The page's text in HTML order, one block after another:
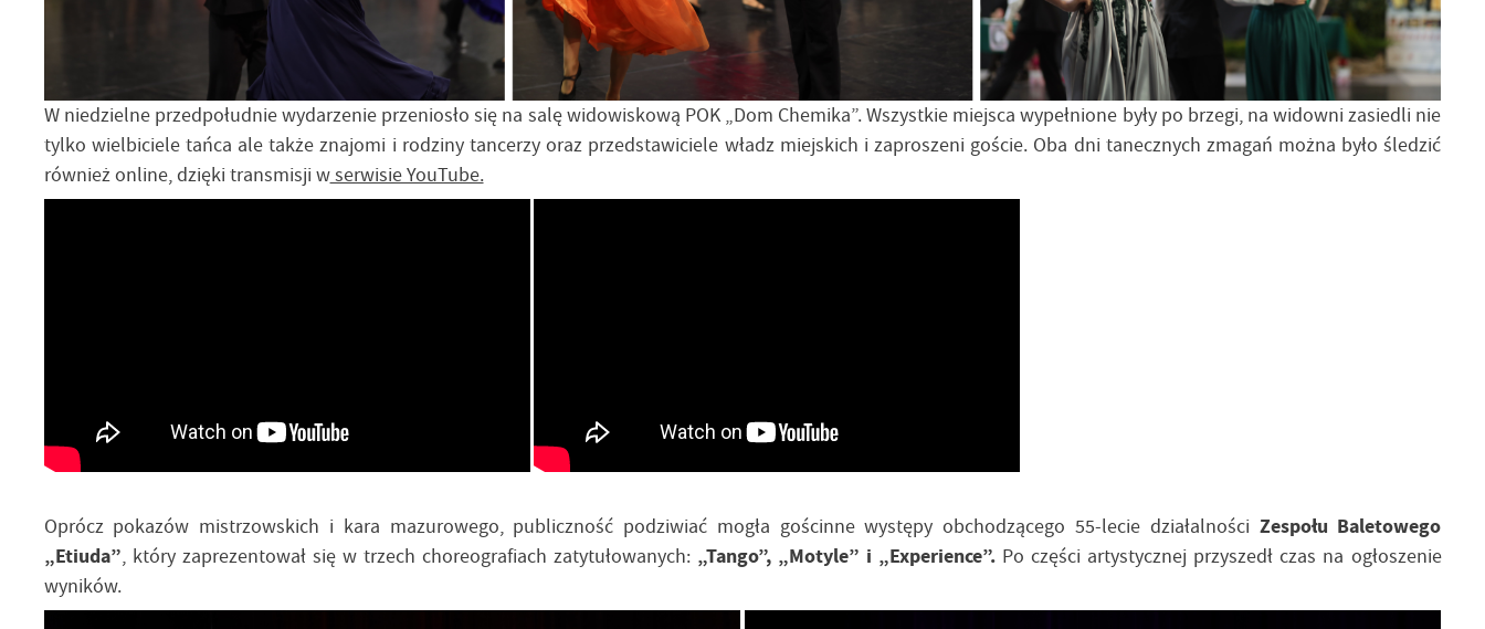
W niedzielne przedpołudnie wydarzenie przeniosło się na salę widowiskową POK „Dom Chemika”. Wszystkie miejsca wypełnione były po brzegi, na widowni zasiedli nie
tylko wielbiciele tańca ale także znajomi i rodziny tancerzy oraz przedstawiciele władz miejskich i zaproszeni goście. Oba dni tanecznych zmagań można było śledzić
również online, dzięki transmisji wserwisie YouTube.
Oprócz pokazów mistrzowskich i kara mazurowego, publiczność podziwiać mogła gościnne występy obchodzącego 55-lecie działalności Zespołu Baletowego
„Etiuda”, który zaprezentował się w trzech choreografiach zatytułowanych: „Tango”, „Motyle” i „Experience”. Po części artystycznej przyszedł czas na ogłoszenie
wyników.